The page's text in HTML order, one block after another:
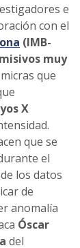
e
con el
(IMB-
muy
que
X
que se
el
los datos
de
anomalía
Óscar
del